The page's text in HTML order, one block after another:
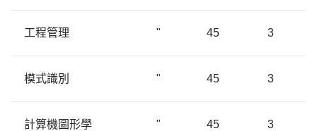
工程管理 " 45 3
模式識別 " 45 3
計算機圖形學 " 45 3